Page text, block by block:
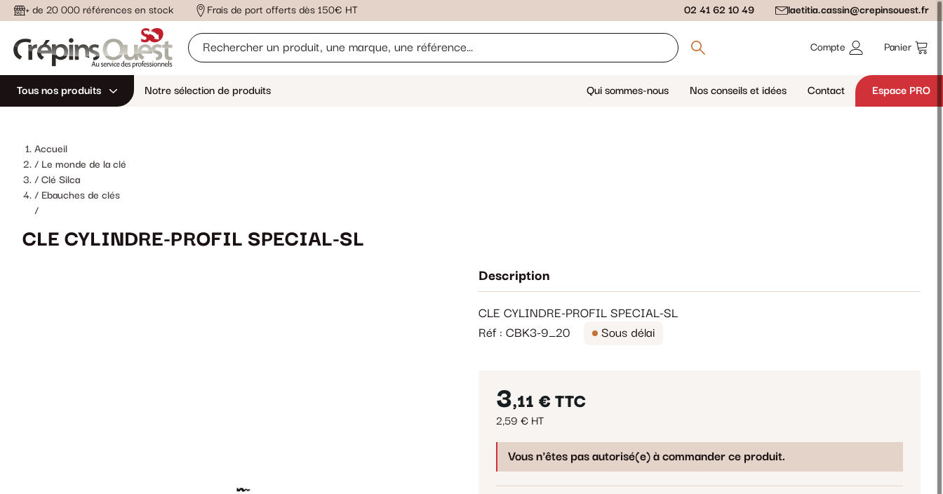
+ de 20 000 références en stock Frais de port offerts dès 150€ HT 02 41 62 10 49 laetitia.cassin@crepinsouest.fr
Compte Panier
Tous nos produits Notre sélection de produits Qui sommes-nous Nos conseils et idées Contact Espace PRO
Accueil
Le monde de la clé
Clé Silca
Ebauches de clés
/
CLE CYLINDRE-PROFIL SPECIAL-SL
Description
CLE CYLINDRE-PROFIL SPECIAL-SL
Réf : CBK3-9_20
Sous délai
3,11 € TTC
2,59 € HT
Vous n'êtes pas autorisé(e) à commander ce produit.